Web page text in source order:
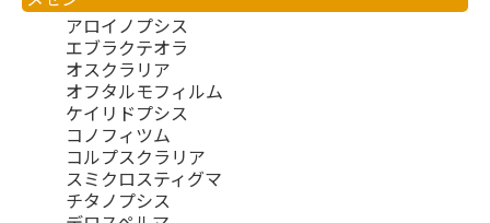
アロイノプシス
エブラクテオラ
オスクラリア
オフタルモフィルム
ケイリドプシス
コノフィツム
コルプスクラリア
スミクロスティグマ
チタノプシス